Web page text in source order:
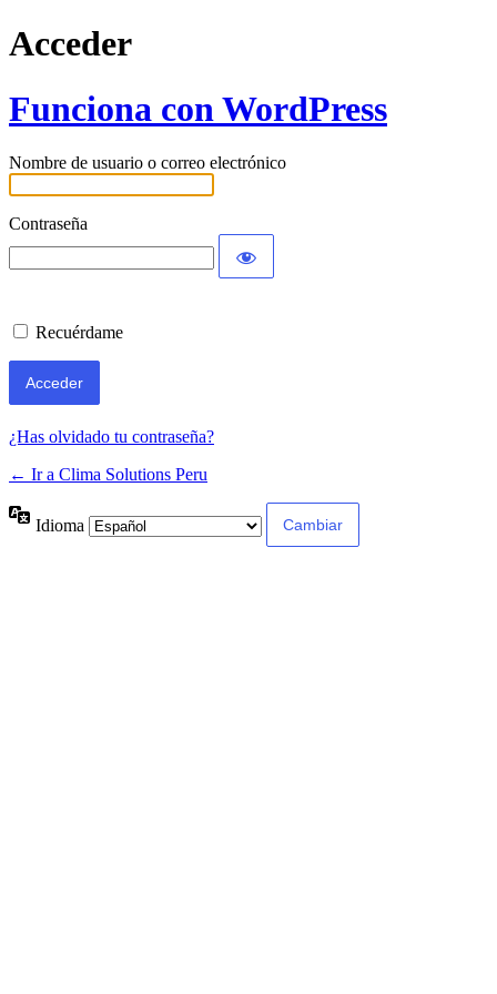
Acceder
Funciona con WordPress
Nombre de usuario o correo electrónico
Contraseña
Recuérdame
¿Has olvidado tu contraseña?
← Ir a Clima Solutions Peru
Idioma